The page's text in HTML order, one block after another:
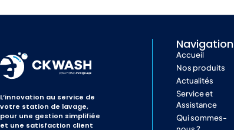
L’innovation au service de
votre station de lavage,
pour une gestion simplifiée
et une satisfaction client
Navigation
Accueil
Nos produits
Actualités
Service et
Assistance
Qui sommes-